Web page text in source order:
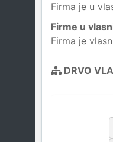
Firma je u
Firme u
Firma je
DRVO